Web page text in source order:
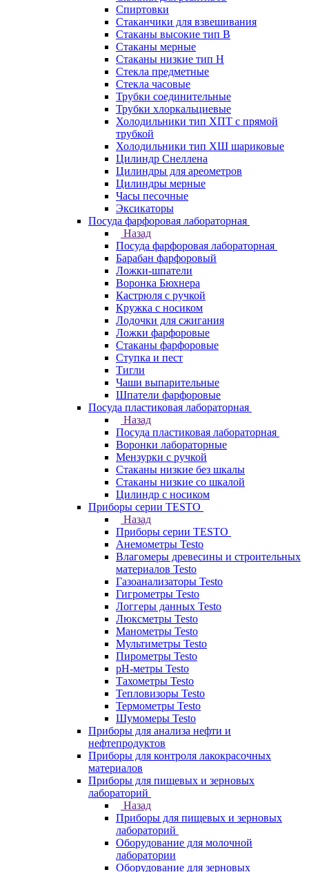
Спиртовки
Стаканчики для взвешивания
Стаканы высокие тип В
Стаканы мерные
Стаканы низкие тип Н
Стекла предметные
Стекла часовые
Трубки соединительные
Трубки хлоркальциевые
Холодильники тип ХПТ с прямой
трубкой
Холодильники тип ХШ шариковые
Цилиндр Снеллена
Цилиндры для ареометров
Цилиндры мерные
Часы песочные
Эксикаторы
Посуда фарфоровая лабораторная
Назад
Посуда фарфоровая лабораторная
Барабан фарфоровый
Ложки-шпатели
Воронка Бюхнера
Кастрюля с ручкой
Кружка с носиком
Лодочки для сжигания
Ложки фарфоровые
Стаканы фарфоровые
Ступка и пест
Тигли
Чаши выпарительные
Шпатели фарфоровые
Посуда пластиковая лабораторная
Назад
Посуда пластиковая лабораторная
Воронки лабораторные
Мензурки с ручкой
Стаканы низкие без шкалы
Стаканы низкие со шкалой
Цилиндр с носиком
Приборы серии TESTO
Назад
Приборы серии TESTO
Анемометры Testo
Влагомеры древесины и строительных
материалов Testo
Газоанализаторы Testo
Гигрометры Testo
Логгеры данных Testo
Люксметры Testo
Манометры Testo
Мультиметры Testo
Пирометры Testo
pH-метры Testo
Тахометры Testo
Тепловизоры Testo
Термометры Testo
Шумомеры Testo
Приборы для анализа нефти и
нефтепродуктов
Приборы для контроля лакокрасочных
материалов
Приборы для пищевых и зерновых
лабораторий
Назад
Приборы для пищевых и зерновых
лабораторий
Оборудование для молочной
лаборатории
Оборудование для зерновых